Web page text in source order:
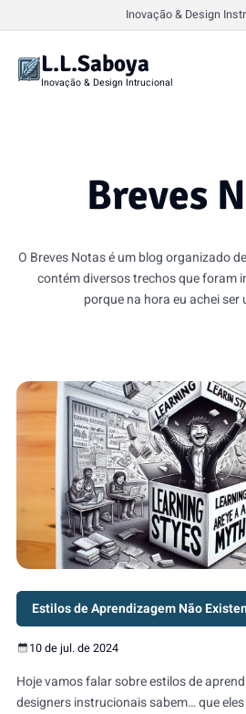
Inovação & Design
L.L.Saboya
Inovação & Design Intrucional
Breves
O Breves Notas é um blog organizado
contém diversos trechos que foram
porque na hora eu achei ser
Estilos de Aprendizagem Não
10 de jul. de 2024
Hoje vamos falar sobre estilos de
designers instrucionais sabem… que